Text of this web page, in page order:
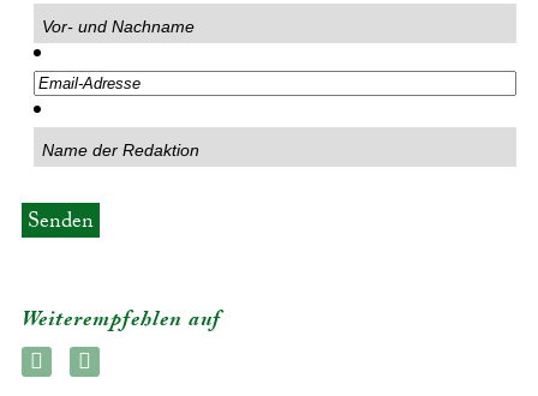
Weiterempfehlen auf